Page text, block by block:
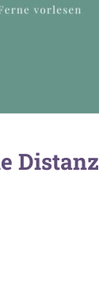
Distanz